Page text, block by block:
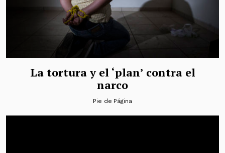
La tortura y el ‘plan’ contra el
narco
Pie de Página